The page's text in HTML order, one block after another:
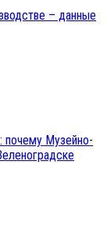
– данные
почему Музейно-